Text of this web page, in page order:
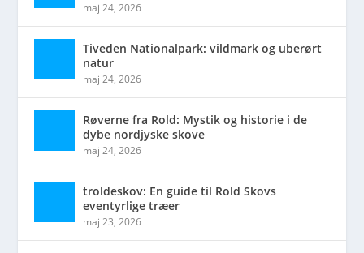
maj 24, 2026
Tiveden Nationalpark: vildmark og uberørt
natur
maj 24, 2026
Røverne fra Rold: Mystik og historie i de
dybe nordjyske skove
maj 24, 2026
troldeskov: En guide til Rold Skovs
eventyrlige træer
maj 23, 2026